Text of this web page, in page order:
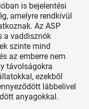
is bejelentési
amelyre rendkívül
Az ASP
a vaddisznók
szinte mind
az emberre nem
távolságokra
ezekből
lábbelivel
anyagokkal.